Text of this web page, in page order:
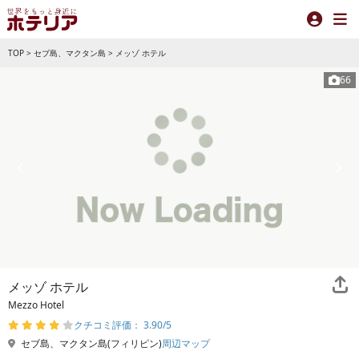
TOP > セブ島、マクタン島 > メッゾ ホテル
66
メッゾ ホテル
Mezzo Hotel
クチコミ評価： 3.90/5
セブ島、マクタン島(フィリピン)周辺マップ